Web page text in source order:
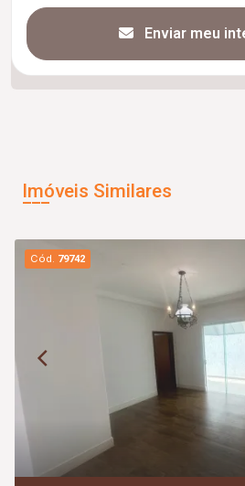
Enviar meu
Imóveis Similares
Cód. 79742